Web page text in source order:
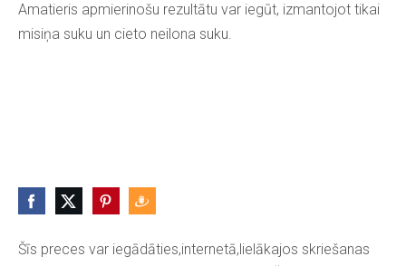
Šīs preces var iegādāties,internetā,lielākajos skriešanas
Amatieris apmierinošu rezultātu var iegūt, izmantojot tikai
misiņa suku un cieto neilona suku.